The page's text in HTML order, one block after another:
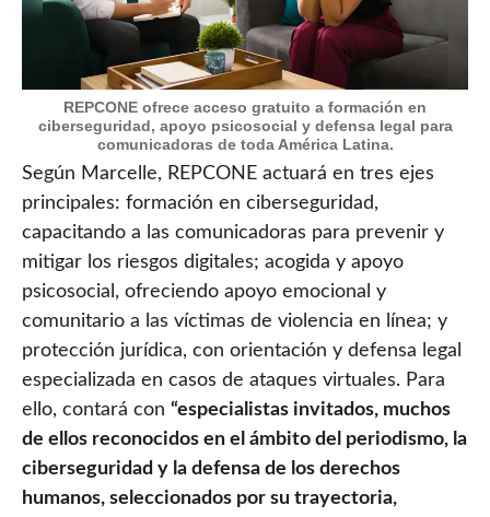
REPCONE ofrece acceso gratuito a formación en
ciberseguridad, apoyo psicosocial y defensa legal para
comunicadoras de toda América Latina.
Según Marcelle, REPCONE actuará en tres ejes
principales: formación en ciberseguridad,
capacitando a las comunicadoras para prevenir y
mitigar los riesgos digitales; acogida y apoyo
psicosocial, ofreciendo apoyo emocional y
comunitario a las víctimas de violencia en línea; y
protección jurídica, con orientación y defensa legal
especializada en casos de ataques virtuales. Para
ello, contará con “especialistas invitados, muchos
de ellos reconocidos en el ámbito del periodismo, la
ciberseguridad y la defensa de los derechos
humanos, seleccionados por su trayectoria,